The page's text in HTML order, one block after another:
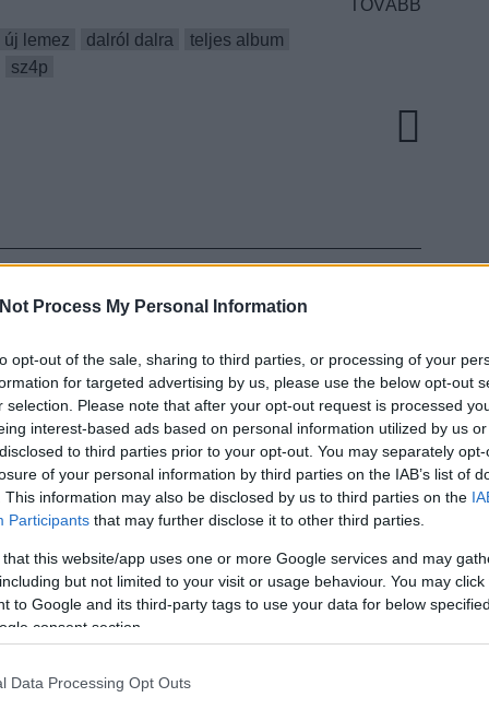
Process My Personal Information
opt-out of the sale, sharing to third parties, or processing of your
for targeted advertising by us, please use the below opt-out
selection. Please note that after your opt-out request is processed
interest-based ads based on personal information utilized by us
to third parties prior to your opt-out. You may separately
of your personal information by third parties on the IAB’s list of
This information may also be disclosed by us to third parties on the
Participants that may further disclose it to other third parties.
that this website/app uses one or more Google services and may
but not limited to your visit or usage behaviour. You may
to Google and its third-party tags to use your data for below
consent section.
Data Processing Opt Outs
TOVÁBB
új lemez dalról dalra
teljes album
sz4p
ÚTVESZTŐI
A WATCH MY
ALBUMA, A
a Lángoló!
, ahol az eddigieknél jóval több tartalom vár!
EZT